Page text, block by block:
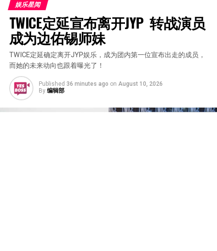
娱乐星闻
TWICE定延宣布离开JYP  转战演员
成为边佑锡师妹
TWICE定延确定离开JYP娱乐，成为团内第一位宣布出走的成员，
而她的未来动向也跟着曝光了！
Published 36 minutes ago on August 10, 2026
By 编辑部